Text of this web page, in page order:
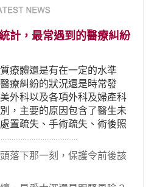
計，最常遇到的醫療糾紛
療體還是有在一定的水準
療糾紛的狀況還是時常發
外科以及各項外科及婦產科
，主要的原因包含了醫生未
置疏失、手術疏失、術後照
收取。雖然醫學進步，但醫
糾紛還是經常發生。很多案
流程，我們如果不幸遇到相
落下那一刻，保護令前後該